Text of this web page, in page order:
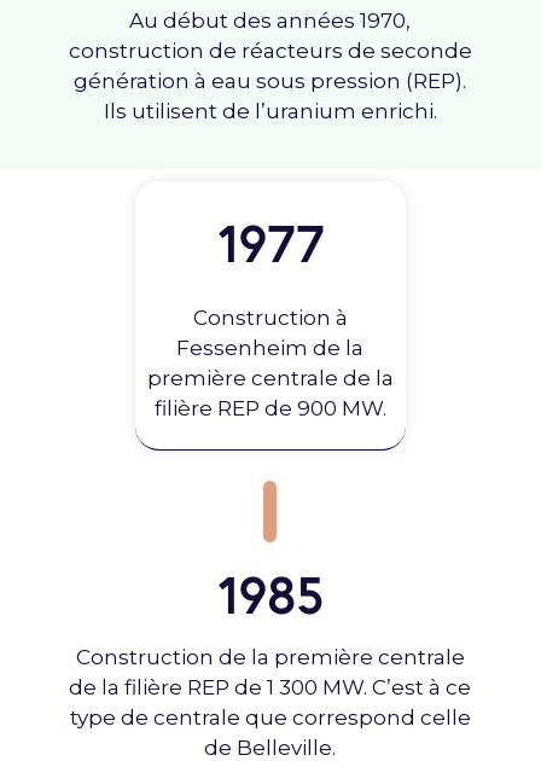
Au début des années 1970,
construction de réacteurs de seconde
génération à eau sous pression (REP).
Ils utilisent de l’uranium enrichi.
1977
Construction à
Fessenheim de la
première centrale de la
filière REP de 900 MW.
1985
Construction de la première centrale
de la filière REP de 1 300 MW. C’est à ce
type de centrale que correspond celle
de Belleville.